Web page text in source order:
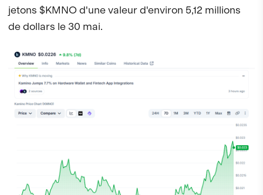
jetons $KMNO d'une valeur d'environ 5,12 millions
de dollars le 30 mai.